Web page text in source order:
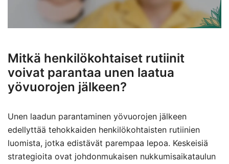
Mitkä henkilökohtaiset rutiinit
voivat parantaa unen laatua
yövuorojen jälkeen?
Unen laadun parantaminen yövuorojen jälkeen
edellyttää tehokkaiden henkilökohtaisten rutiinien
luomista, jotka edistävät parempaa lepoa. Keskeisiä
strategioita ovat johdonmukaisen nukkumisaikataulun